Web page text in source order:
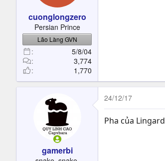
cuonglongzero
Persian Prince
Lão Làng GVN
5/8/04
3,774
1,770
gamerbi
24/12/17
Pha của